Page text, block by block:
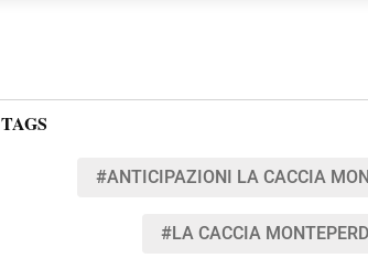
TAGS
#ANTICIPAZIONI LA CACCIA
#LA CACCIA